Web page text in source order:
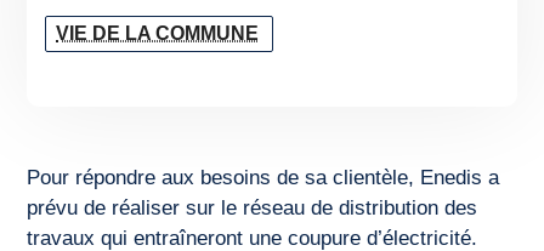
VIE DE LA COMMUNE
Pour répondre aux besoins de sa clientèle, Enedis a
prévu de réaliser sur le réseau de distribution des
travaux qui entraîneront une coupure d’électricité.